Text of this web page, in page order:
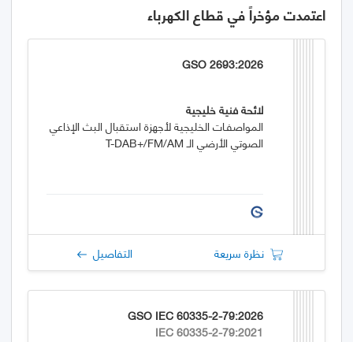
اعتمدت مؤخراً في قطاع الكهرباء
GSO 2693:2026
لائحة فنية خليجية
المواصفـات الخليجية لأجهزة استقبال البث الإذاعي
الصوتي الأرضي الـ T-DAB+/FM/AM
نظرة سريعة التفاصيل
GSO IEC 60335-2-79:2026
IEC 60335-2-79:2021